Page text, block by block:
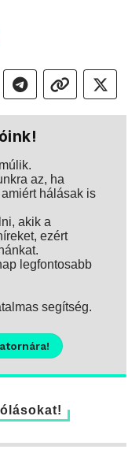
az, ha
hálásak is
akik a
ezért
legfontosabb
segítség.